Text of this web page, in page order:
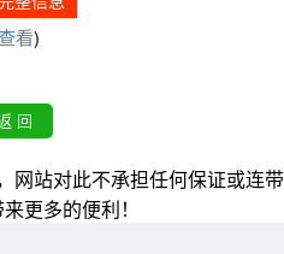
看)
网站对此不承担任何保证或连带
更多的便利！